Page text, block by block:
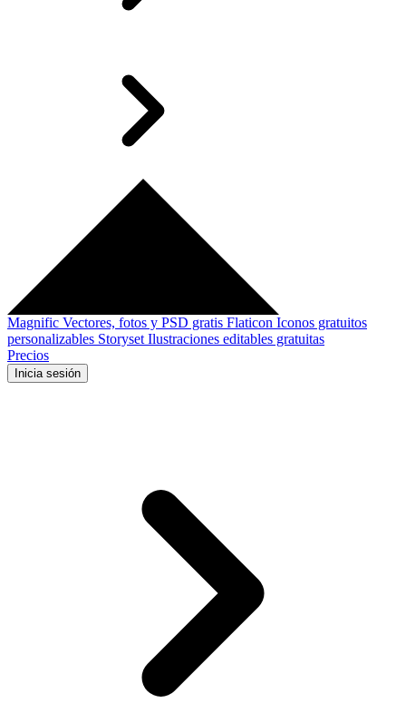
Magnific Vectores, fotos y PSD gratis Flaticon Iconos gratuitos
personalizables Storyset Ilustraciones editables gratuitas
Precios
Inicia sesión